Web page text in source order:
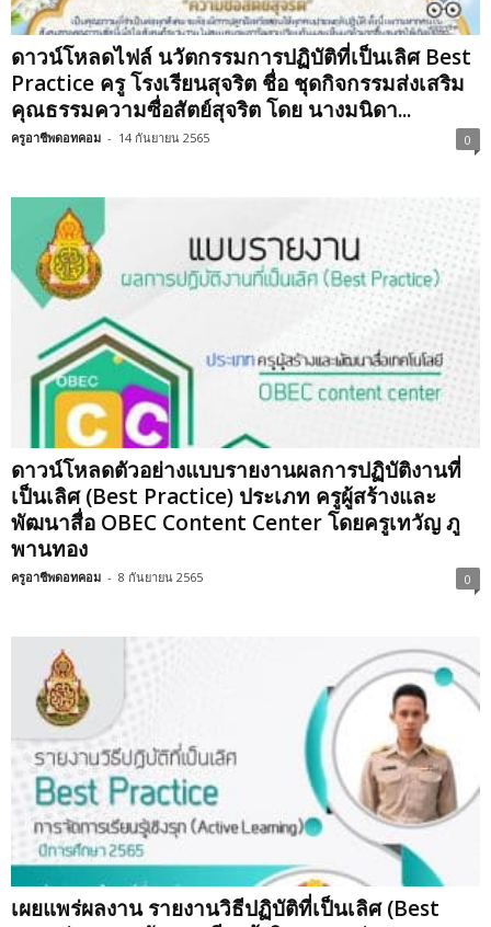
ดาวน์โหลดไฟล์ นวัตกรรมการปฏิบัติที่เป็นเลิศ Best
Practice ครู โรงเรียนสุจริต ชื่อ ชุดกิจกรรมส่งเสริม
คุณธรรมความซื่อสัตย์สุจริต โดย นางมนิดา...
ครูอาชีพดอทคอม - 14 กันยายน 2565 0
ดาวน์โหลดตัวอย่างแบบรายงานผลการปฏิบัติงานที่
เป็นเลิศ (Best Practice) ประเภท ครูผู้สร้างและ
พัฒนาสื่อ OBEC Content Center โดยครูเทวัญ ภู
พานทอง
ครูอาชีพดอทคอม - 8 กันยายน 2565 0
เผยแพร่ผลงาน รายงานวิธีปฏิบัติที่เป็นเลิศ (Best